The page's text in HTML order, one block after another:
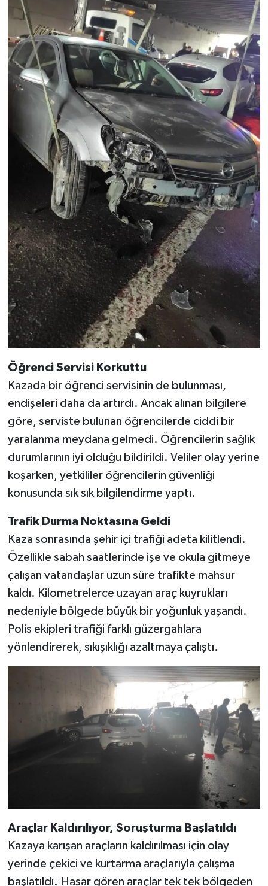
Öğrenci Servisi Korkuttu
Kazada bir öğrenci servisinin de bulunması,
endişeleri daha da artırdı. Ancak alınan bilgilere
göre, serviste bulunan öğrencilerde ciddi bir
yaralanma meydana gelmedi. Öğrencilerin sağlık
durumlarının iyi olduğu bildirildi. Veliler olay yerine
koşarken, yetkililer öğrencilerin güvenliği
konusunda sık sık bilgilendirme yaptı.
Trafik Durma Noktasına Geldi
Kaza sonrasında şehir içi trafiği adeta kilitlendi.
Özellikle sabah saatlerinde işe ve okula gitmeye
çalışan vatandaşlar uzun süre trafikte mahsur
kaldı. Kilometrelerce uzayan araç kuyrukları
nedeniyle bölgede büyük bir yoğunluk yaşandı.
Polis ekipleri trafiği farklı güzergahlara
yönlendirerek, sıkışıklığı azaltmaya çalıştı.
Araçlar Kaldırılıyor, Soruşturma Başlatıldı
Kazaya karışan araçların kaldırılması için olay
yerinde çekici ve kurtarma araçlarıyla çalışma
başlatıldı. Hasar gören araçlar tek tek bölgeden